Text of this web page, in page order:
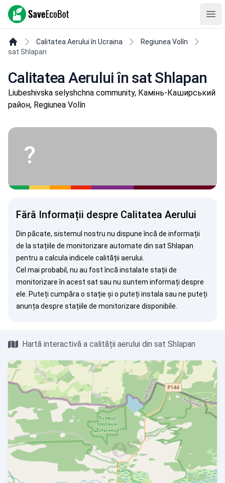
SaveEcoBot
Calitatea Aerului în Ucraina
Regiunea Volîn
sat Shlapan
Calitatea Aerului în sat Shlapan
Liubeshivska selyshchna community, Камінь-Каширський
район, Regiunea Volîn
?
Fără Informații despre Calitatea Aerului
Din păcate, sistemul nostru nu dispune încă de informații
de la stațiile de monitorizare automate din sat Shlapan
pentru a calcula indicele calității aerului.
Cel mai probabil, nu au fost încă instalate stații de
monitorizare în acest sat sau nu suntem informați despre
ele. Puteți cumpăra o stație și o puteți instala sau ne puteți
anunța despre stațiile de monitorizare disponibile.
Hartă interactivă a calității aerului din sat Shlapan